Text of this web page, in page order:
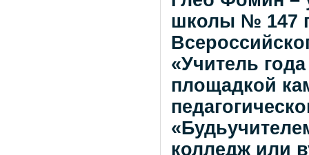
школы № 147
«Учитель
площадкой
колледж или